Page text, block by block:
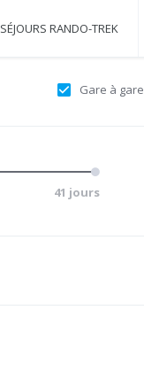
SÉJOURS RANDO-TREK
Gare à gare
41 jours